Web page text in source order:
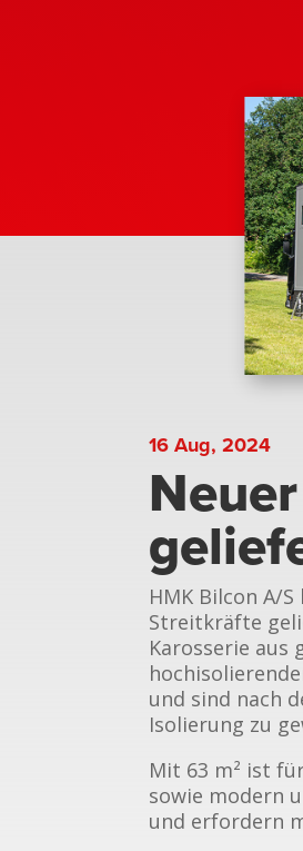
16 Aug, 2024
HMK Bilcon A/
Streitkräfte
Karosserie
und sind nach
Isolierung zu
Mit 63 m² ist
sowie modern
und erfordern